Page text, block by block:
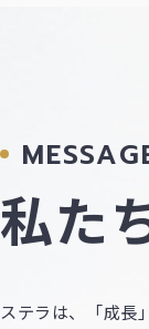
私た
ステラは、「成長